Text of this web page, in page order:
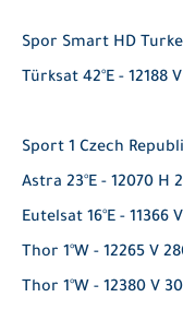
Spor Smart HD
Türksat 42°E - 12188
Sport 1 Czech
Astra 23°E - 12070 H
Eutelsat 16°E - 11366
Thor 1°W - 12265 V
Thor 1°W - 12380 V